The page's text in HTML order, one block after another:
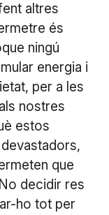
altres
és
ningú
energia i
per a les
nostres
estos
que
decidir res
ho tot per